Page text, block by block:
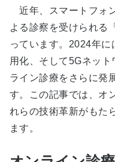
近年、スマートフォ
よる診察を受けられる
っています。2024年
用化、そして5Gネット
ライン診療をさらに発
す。この記事では、オ
れらの技術革新がもた
ます。